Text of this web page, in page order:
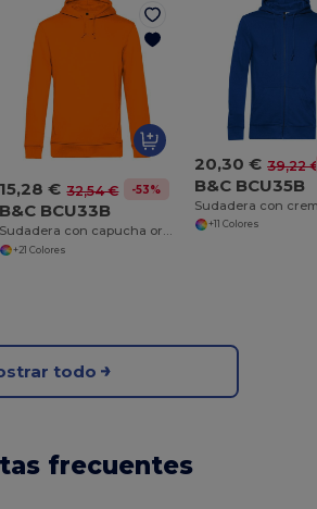
15,28 € 32,54 € -53%
B&C BCU33B
Sudadera con capucha orgánica
+21 Colores
20,30 € 39,22 €
B&C BCU35B
+11 Colores
todo
frecuentes